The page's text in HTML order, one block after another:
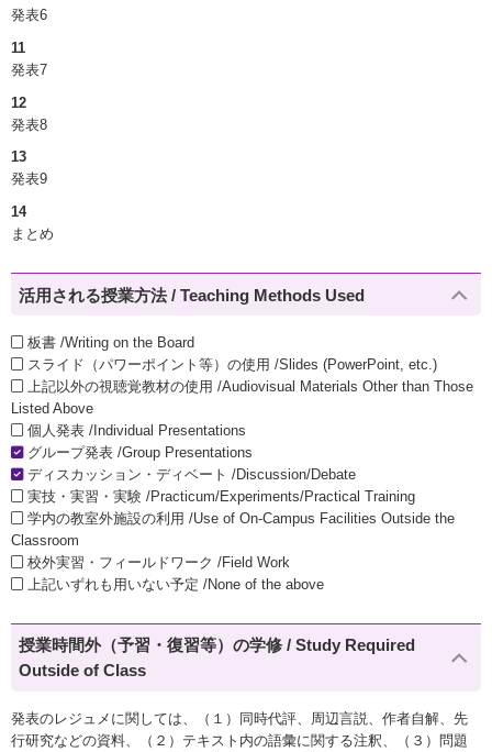
発表6
11
発表7
12
発表8
13
発表9
14
まとめ
活用される授業方法 / Teaching Methods Used
板書 /Writing on the Board
スライド（パワーポイント等）の使用 /Slides (PowerPoint, etc.)
上記以外の視聴覚教材の使用 /Audiovisual Materials Other than Those
Listed Above
個人発表 /Individual Presentations
グループ発表 /Group Presentations
ディスカッション・ディベート /Discussion/Debate
実技・実習・実験 /Practicum/Experiments/Practical Training
学内の教室外施設の利用 /Use of On-Campus Facilities Outside the
Classroom
校外実習・フィールドワーク /Field Work
上記いずれも用いない予定 /None of the above
授業時間外（予習・復習等）の学修 / Study Required
Outside of Class
発表のレジュメに関しては、（１）同時代評、周辺言説、作者自解、先
行研究などの資料、（２）テキスト内の語彙に関する注釈、（３）問題